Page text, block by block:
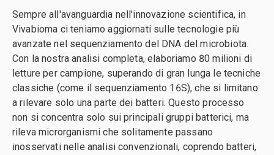
Sempre all'avanguardia nell'innovazione scientifica, in
Vivabioma ci teniamo aggiornati sulle tecnologie più
avanzate nel sequenziamento del DNA del microbiota.
Con la nostra analisi completa, elaboriamo 80 milioni di
letture per campione, superando di gran lunga le tecniche
classiche (come il sequenziamento 16S), che si limitano
a rilevare solo una parte dei batteri. Questo processo
non si concentra solo sui principali gruppi batterici, ma
rileva microrganismi che solitamente passano
inosservati nelle analisi convenzionali, coprendo batteri,